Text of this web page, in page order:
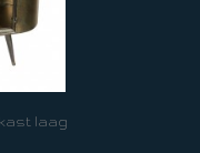
laag